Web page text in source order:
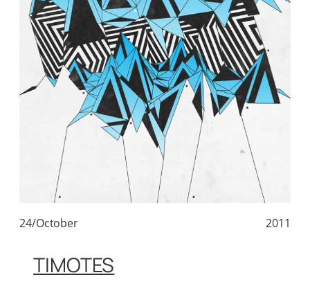
24/October 2011
TIMOTES